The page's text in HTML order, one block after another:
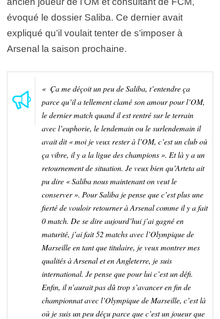
évoqué le dossier Saliba. Ce dernier avait
expliqué qu’il voulait tenter de s’imposer à
Arsenal la saison prochaine.
« Ça me déçoit un peu de Saliba, t’entendre ça
parce qu’il a tellement clamé son amour pour l’OM,
le dernier match quand il est rentré sur le terrain
avec l’euphorie, le lendemain ou le surlendemain il
avait dit « moi je veux rester à l’OM, c’est un club où
ça vibre, il y a la ligue des champions ». Et là y a un
retournement de situation. Je veux bien qu’Arteta ait
pu dire « Saliba nous maintenant on veut le
conserver ». Pour Saliba je pense que c’est plus une
fierté de vouloir retourner à Arsenal comme il y a fait
0 match. De se dire aujourd’hui j’ai gagné en
maturité, j’ai fait 52 matchs avec l’Olympique de
Marseille en tant que titulaire, je veux montrer mes
qualités à Arsenal et en Angleterre, je suis
international. Je pense que pour lui c’est un défi.
Enfin, il n’aurait pas dû trop s’avancer en fin de
championnat avec l’Olympique de Marseille, c’est là
où je suis un peu déçu parce que c’est un joueur que